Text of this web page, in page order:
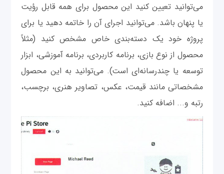
می‌توانید تعیین کنید این محصول برای همه قابل رؤیت
یا پنهان باشد. می‌توانید اجرای آن را خاتمه دهید یا برای
پروژه خود یک دسته‌بندی خاص مشخص کنید (مثلاً
محصول از نوع بازی، برنامه کاربردی، برنامه آموزشی، ابزار
توسعه یا چندرسانه‌‌ای است). می‌توانید به این محصول
مشخصاتی مانند قیمت، عکس، تصاویر هنری، برچسب،
رتبه و... اضافه کنید.